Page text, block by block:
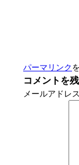
パーマリンク
コメントを
メールアドレ